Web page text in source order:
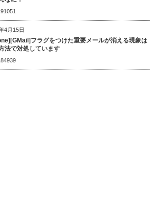
4月15日
フラグをつけた重要メールが消える現象は
法で対処しています